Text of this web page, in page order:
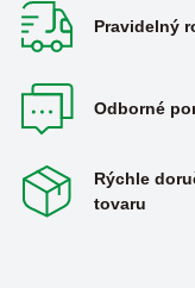
Pravidelný
Odborné
Rýchle
tovaru